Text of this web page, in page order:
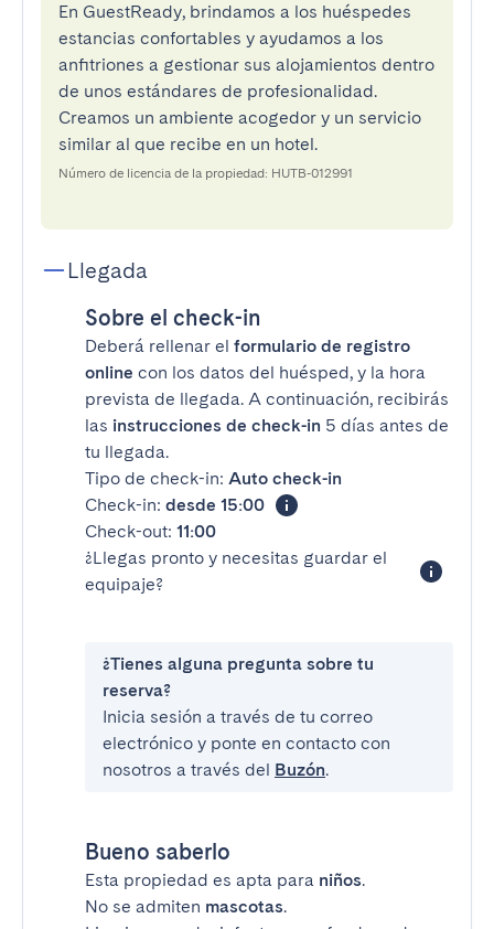
En GuestReady, brindamos a los huéspedes
estancias confortables y ayudamos a los
anfitriones a gestionar sus alojamientos dentro
de unos estándares de profesionalidad.
Creamos un ambiente acogedor y un servicio
similar al que recibe en un hotel.
Número de licencia de la propiedad: HUTB-012991
Llegada
Sobre el check-in
Deberá rellenar el formulario de registro
online con los datos del huésped, y la hora
prevista de llegada. A continuación, recibirás
las instrucciones de check-in 5 días antes de
tu llegada.
Tipo de check-in: Auto check-in
Check-in: desde 15:00
Check-out: 11:00
¿Llegas pronto y necesitas guardar el
equipaje?
¿Tienes alguna pregunta sobre tu
reserva?
Inicia sesión a través de tu correo
electrónico y ponte en contacto con
nosotros a través del Buzón.
Bueno saberlo
Esta propiedad es apta para niños.
No se admiten mascotas.